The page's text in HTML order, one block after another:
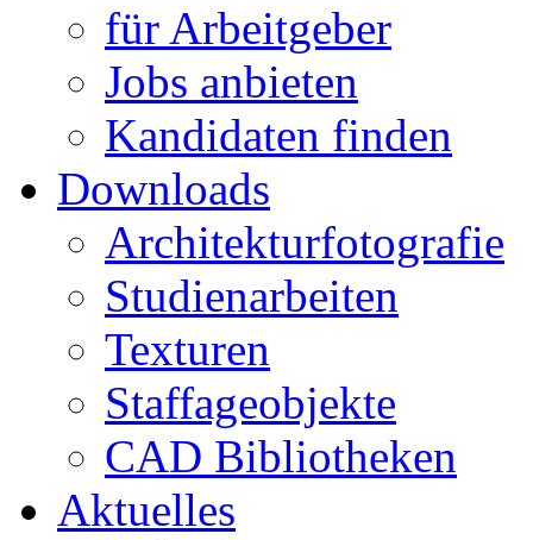
für Arbeitgeber
Jobs anbieten
Kandidaten finden
Downloads
Architekturfotografie
Studienarbeiten
Texturen
Staffageobjekte
CAD Bibliotheken
Aktuelles